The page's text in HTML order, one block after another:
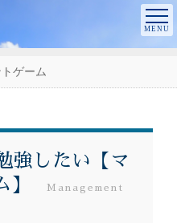
ゲーム
強したい【マ
Management